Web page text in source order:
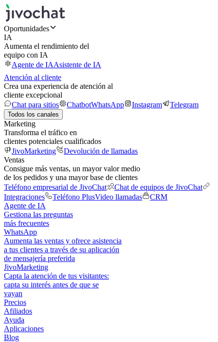
Oportunidades
IA
Aumenta el rendimiento del
equipo con IA
Agente de IAAsistente de IA
Atención al cliente
Crea una experiencia de atención al
cliente excepcional
Chat para sitios
ChatbotWhatsApp Instagram Telegram
Todos los canales
Marketing
Transforma el tráfico en
clientes potenciales cualificados
JivoMarketing
Devolución de llamadas
Ventas
Consigue más ventas, un mayor valor medio
de los pedidos y una mayor base de clientes
Teléfono empresarial de JivoChat
Chat de equipos de JivoChat
Integraciones
Teléfono PlusVideo llamadas
CRM
Agente de IA
Gestiona las preguntas
más frecuentes
WhatsApp
Aumenta las ventas y ofrece asistencia
a tus clientes a través de su aplicación
de mensajería preferida
JivoMarketing
Capta la atención de tus visitantes:
capta su interés antes de que se
vayan
Precios
Afiliados
Ayuda
Aplicaciones
Blog